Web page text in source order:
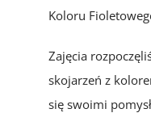
Koloru
Zajęcia
skojarzeń z
się swoimi